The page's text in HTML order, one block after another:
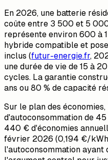
En 2026, une batterie
coûte entre 3 500 et 5
représente environ 600 à
hybride compatible et
inclus (futur-energie.fr,
une durée de vie de 15 à
cycles. La garantie
ans ou 80 % de capacité
Sur le plan des
d'autoconsommation de
440 € d'économies
février 2026 (0,194 €/
l'autoconsommation